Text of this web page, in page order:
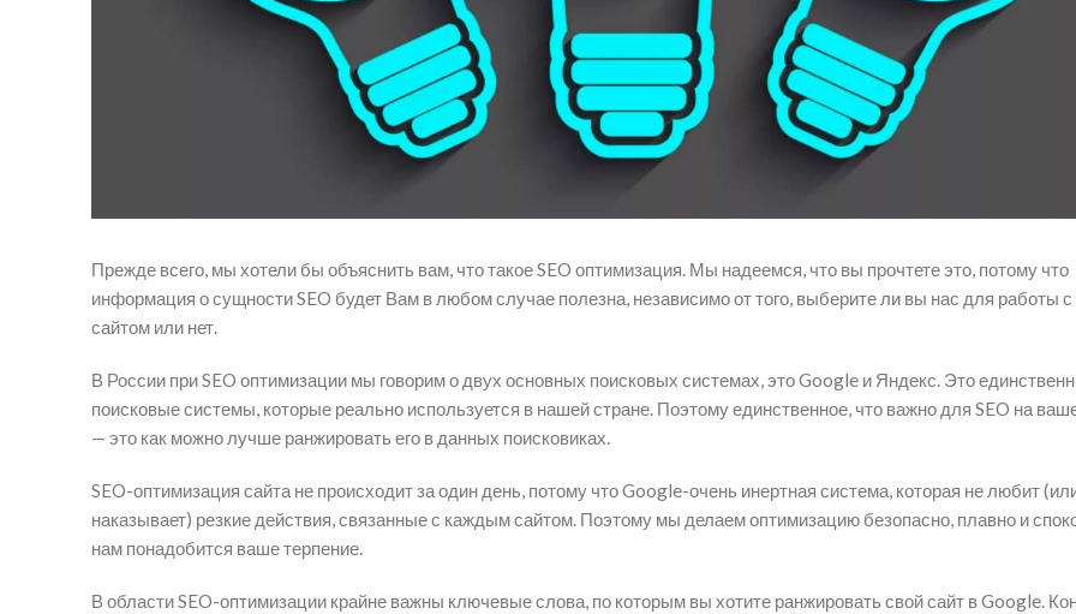
Прежде всего, мы хотели бы объяснить вам, что такое SEO оптимизация. Мы надеемся, что вы прочтете это, потому что
информация о сущности SEO будет Вам в любом случае полезна, независимо от того, выберите ли вы нас для работы
сайтом или нет.
В России при SEO оптимизации мы говорим о двух основных поисковых системах, это Google и Яндекс. Это
поисковые системы, которые реально используется в нашей стране. Поэтому единственное, что важно для SEO на
— это как можно лучше ранжировать его в данных поисковиках.
SEO-оптимизация сайта не происходит за один день, потому что Google-очень инертная система, которая не любит
наказывает) резкие действия, связанные с каждым сайтом. Поэтому мы делаем оптимизацию безопасно, плавно и
нам понадобится ваше терпение.
В области SEO-оптимизации крайне важны ключевые слова, по которым вы хотите ранжировать свой сайт в Google.